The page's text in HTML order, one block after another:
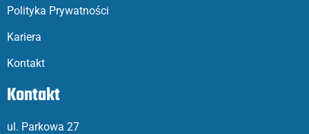
Polityka Prywatności
Kariera
Kontakt
Kontakt
ul. Parkowa 27